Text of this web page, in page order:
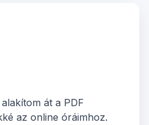
át a PDF
az online óráimhoz.